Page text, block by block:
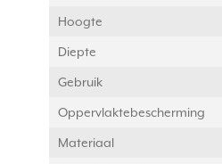
Hoogte
Diepte
Gebruik
Oppervlaktebescherming
Materiaal